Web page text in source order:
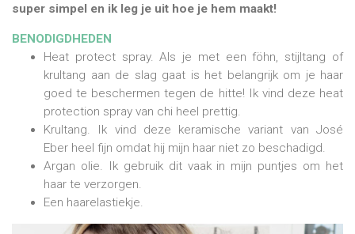
super simpel en ik leg je uit hoe je hem maakt!
BENODIGDHEDEN
Heat protect spray. Als je met een föhn, stijltang of
krultang aan de slag gaat is het belangrijk om je haar
goed te beschermen tegen de hitte! Ik vind deze heat
protection spray van chi heel prettig.
Krultang. Ik vind deze keramische variant van José
Eber heel fijn omdat hij mijn haar niet zo beschadigd.
Argan olie. Ik gebruik dit vaak in mijn puntjes om het
haar te verzorgen.
Een haarelastiekje.